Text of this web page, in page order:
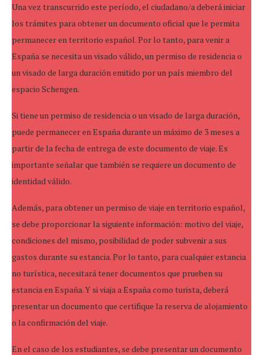
Una vez transcurrido este período, el ciudadano/a deberá iniciar
los trámites para obtener un documento oficial que le permita
permanecer en territorio español. Por lo tanto, para venir a
España se necesita un visado válido, un permiso de residencia o
un visado de larga duración emitido por un país miembro del
espacio Schengen.
Si tiene un permiso de residencia o un visado de larga duración,
puede permanecer en España durante un máximo de 3 meses a
partir de la fecha de entrega de este documento de viaje. Es
importante señalar que también se requiere un documento de
identidad válido.
Además, para obtener un permiso de viaje en territorio español,
se debe proporcionar la siguiente información: motivo del viaje,
condiciones del mismo, posibilidad de poder subvenir a sus
gastos durante su estancia. Por lo tanto, para cualquier estancia
no turística, necesitará tener documentos que prueben su
estancia en España. Y si viaja a España como turista, deberá
presentar un documento que certifique la reserva de alojamiento
o la confirmación del viaje.
En el caso de los estudiantes, se debe presentar un documento